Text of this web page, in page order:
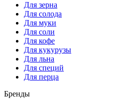
Для зерна
Для солода
Для муки
Для соли
Для кофе
Для кукурузы
Для льна
Для специй
Для перца
Бренды